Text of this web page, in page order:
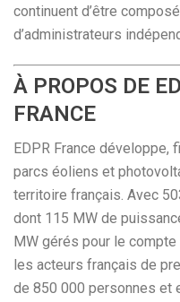
continuent d’être
d’administrateurs
À PROPOS DE
FRANCE
EDPR France développe,
parcs éoliens et
territoire français. Avec
dont 115 MW de
MW gérés pour le
les acteurs français de
de 850 000 personnes et